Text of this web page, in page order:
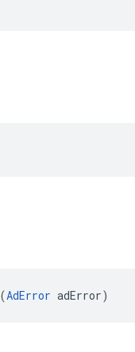
(AdError adError)